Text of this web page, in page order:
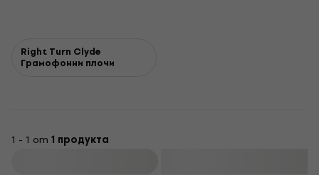
Right Turn Clyde
Грамофонни плочи
1 - 1 от 1 продукта